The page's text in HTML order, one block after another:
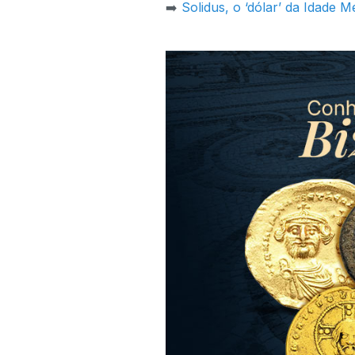
➡️ Solidus, o ‘dólar’ da Idade